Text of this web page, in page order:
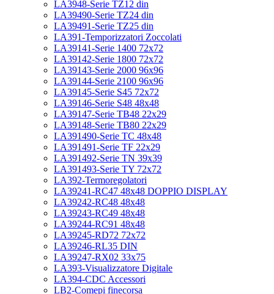
LA3948-Serie TZ12 din
LA39490-Serie TZ24 din
LA39491-Serie TZ25 din
LA391-Temporizzatori Zoccolati
LA39141-Serie 1400 72x72
LA39142-Serie 1800 72x72
LA39143-Serie 2000 96x96
LA39144-Serie 2100 96x96
LA39145-Serie S45 72x72
LA39146-Serie S48 48x48
LA39147-Serie TB48 22x29
LA39148-Serie TB80 22x29
LA391490-Serie TC 48x48
LA391491-Serie TF 22x29
LA391492-Serie TN 39x39
LA391493-Serie TY 72x72
LA392-Termoregolatori
LA39241-RC47 48x48 DOPPIO DISPLAY
LA39242-RC48 48x48
LA39243-RC49 48x48
LA39244-RC91 48x48
LA39245-RD72 72x72
LA39246-RL35 DIN
LA39247-RX02 33x75
LA393-Visualizzatore Digitale
LA394-CDC Accessori
LB2-Comepi finecorsa